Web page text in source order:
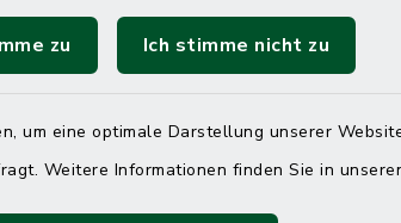
zu Ich stimme nicht zu
um eine optimale Darstellung unserer
Weitere Informationen finden Sie in
08:00 Uhr – 12:00 Uhr
14:00 Uhr – 16:00 Uhr
08:00 Uhr – 12:00 Uhr